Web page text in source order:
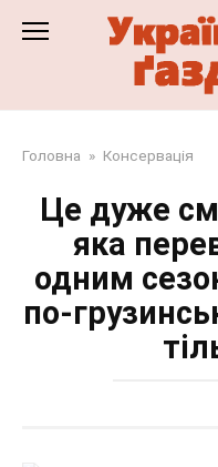
Головна » Консервація
Це дуже
яка
одним
по-